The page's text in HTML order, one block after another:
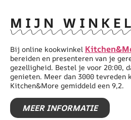
MIJN
Bij online kookwinkel
bereiden en presenteren van je
gezelligheid. Bestel je voor 20:00,
genieten. Meer dan 3000 tevreden
Kitchen&More gemiddeld een 9,2.
MEER INFORMATIE